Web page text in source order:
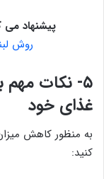
پیشنهاد می
روش
۵- نکات مهم
غذای خود
به منظور کاهش
کنید: